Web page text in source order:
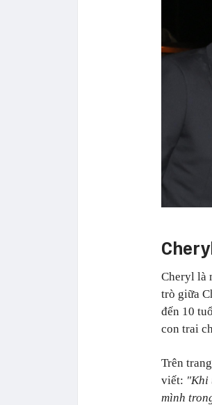
Cheryl là
trò giữa
đến 10
con trai
Trên
viết: "Khi
mình